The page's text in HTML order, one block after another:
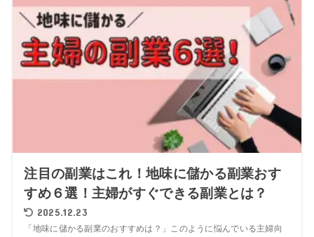
注目の副業はこれ！地味に儲かる副業おす
すめ６選！主婦がすぐできる副業とは？
2025.12.23
「地味に儲かる副業のおすすめは？」このように悩んでいる主婦向